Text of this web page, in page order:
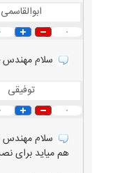
ابوالقاسمی
۰ ۰
سلام مهندس
توفیقی
۰ ۰
سلام مهندس
هم میاید برای